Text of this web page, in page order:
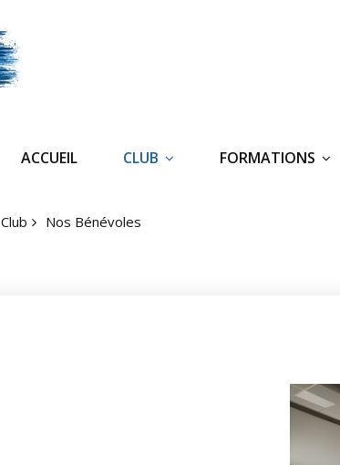
ACCUEIL CLUB FORMATIONS
Club Nos Bénévoles